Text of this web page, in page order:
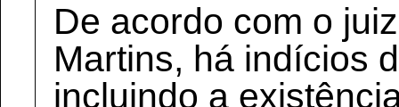
De acordo com o
Martins, há indícios
incluindo a